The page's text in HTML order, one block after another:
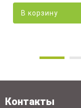
В корзину
Контакты